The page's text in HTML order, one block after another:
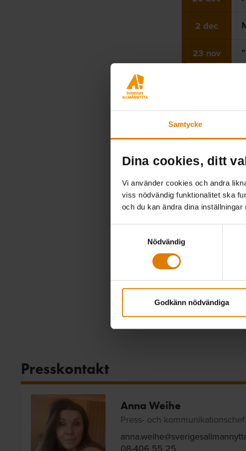
Samtycke
Dina cookies, ditt
Vi använder cookies och andra
viss nödvändig funktionalitet ska
och du kan ändra dina
Nödvändig
Godkänn nödvändiga
2 dec
23 nov
29 sep
23 sep
3 aug
5 jul
Presskontakt
Anna Weihe
Press- och kommunikationschef
08-406 55 25